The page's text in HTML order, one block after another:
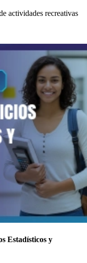
actividades recreativas
Estadísticos y